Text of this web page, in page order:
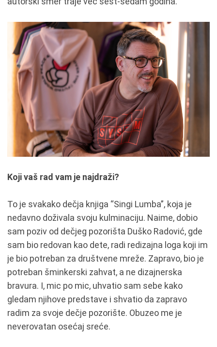
Koji vaš rad vam je najdraži?
To je svakako dečja knjiga “Singi Lumba”, koja je
nedavno doživala svoju kulminaciju. Naime, dobio
sam poziv od dečjeg pozorišta Duško Radović, gde
sam bio redovan kao dete, radi redizajna loga koji im
je bio potreban za društvene mreže. Zapravo, bio je
potreban šminkerski zahvat, a ne dizajnerska
bravura. I, mic po mic, uhvatio sam sebe kako
gledam njihove predstave i shvatio da zapravo
radim za svoje dečje pozorište. Obuzeo me je
neverovatan osećaj sreće.